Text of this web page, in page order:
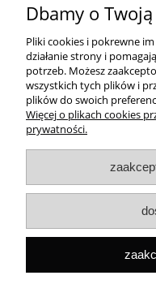
Capital ul. Tenisowa
Dbamy o
Pliki cookies i pokrewne
działanie strony i
potrzeb. Możesz
wszystkich tych plików i
plików do swoich
Więcej o plikach cookies
prywatności.